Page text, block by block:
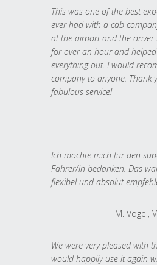
This was one of the best
ever had with a cab
at the airport and the driver
for over an hour and
everything out. I would
company to anyone. Thank
fabulous service!
Ich möchte mich für den
Fahrer/in bedanken. Das
flexibel und absolut
M. Vogel,
We were very pleased with
would happily use it again